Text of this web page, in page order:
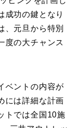
成功の鍵となり
、元旦から特別
度の大チャンス
ベントの内容が
には詳細な計画
トでは全国10施